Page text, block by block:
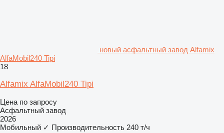
новый асфальтный завод Alfamix
AlfaMobil240 Tipi
18
Alfamix AlfaMobil240 Tipi
Цена по запросу
Асфальтный завод
2026
Мобильный ✓ Производительность 240 т/ч